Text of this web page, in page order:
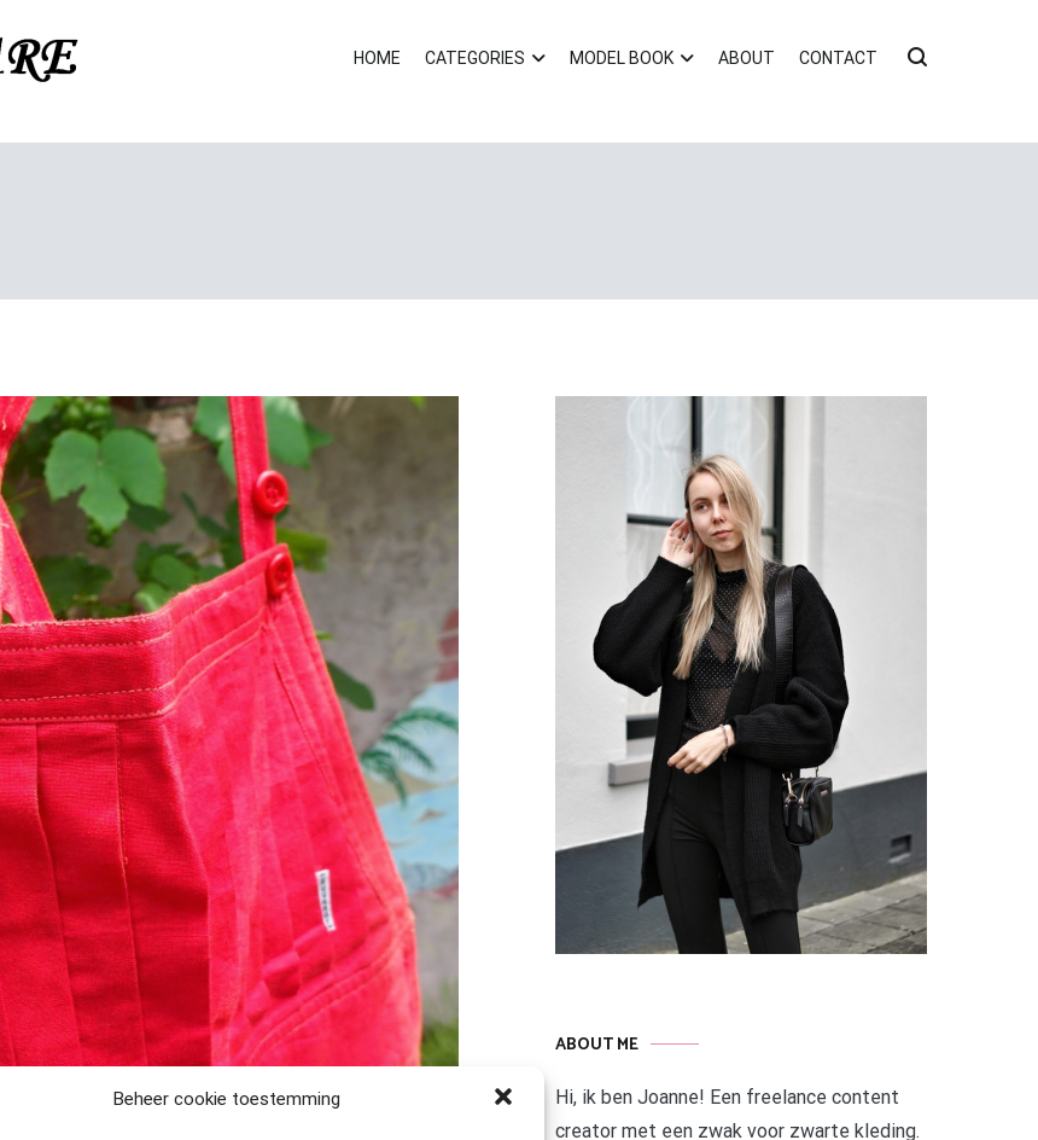
Beheer cookie toestemming
HOME CATEGORIES MODEL BOOK ABOUT CONTACT
ABOUT ME
Hi, ik ben Joanne! Een freelance content
creator met een zwak voor zwarte kleding.